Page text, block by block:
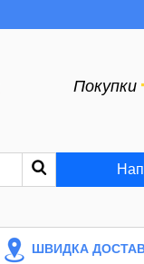
Покупки
ШВИДКА